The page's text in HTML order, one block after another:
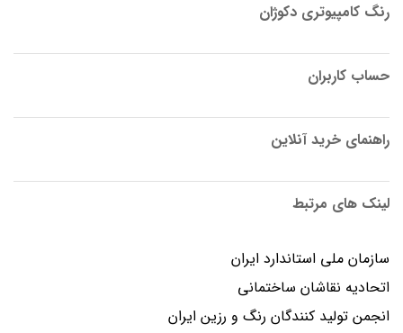
رنگ کامپیوتری دکوژان
حساب کاربران
راهنمای خرید آنلاین
لینک های مرتبط
سازمان ملی استاندارد ایران
اتحادیه نقاشان ساختمانی
انجمن توليد كنندگان رنگ و رزين ايران